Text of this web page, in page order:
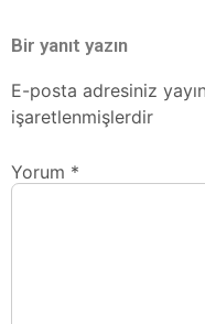
Bir yanıt yazın
E-posta adresiniz
işaretlenmişlerdir
Yorum *